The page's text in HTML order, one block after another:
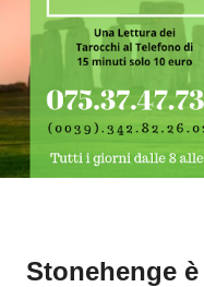
Stonehenge